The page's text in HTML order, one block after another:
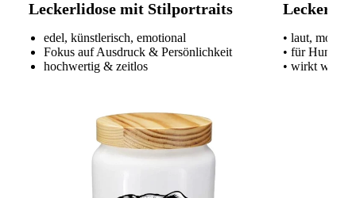
Leckerlidose mit Stilportraits
edel, künstlerisch, emotional
Fokus auf Ausdruck & Persönlichkeit
hochwertig & zeitlos
• laut,
• für
• wirkt wie